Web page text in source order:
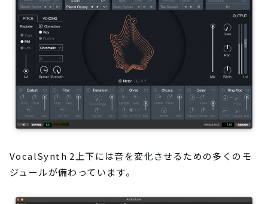
VocalSynth 2上下には音を変化させるための多くのモ
ジュールが備わっています。